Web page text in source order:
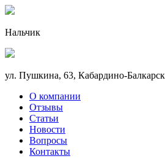
Нальчик
ул. Пушкина, 63, Кабардино-
О компании
Отзывы
Статьи
Новости
Вопросы
Контакты